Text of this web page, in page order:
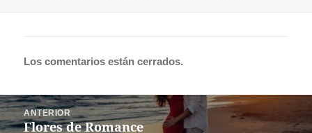
Los comentarios están cerrados.
Navegación
de
ANTERIOR
Entrada
Flores de Romance